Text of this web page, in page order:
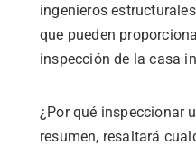
ingenieros
que pueden
inspección de la casa
¿Por qué inspeccionar
resumen, resaltará